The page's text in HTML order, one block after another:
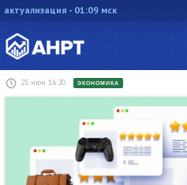
актуализация - 01:09 мск
25 июн 16:20 ЭКОНОМИКА